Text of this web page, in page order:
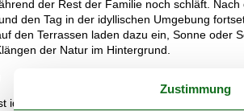
der Rest der Familie noch schläft.
den Tag in der idyllischen Umgebung
den Terrassen laden dazu ein, Sonne oder
der Natur im Hintergrund.
ideal für Entspannung und Aktivitäten.
Zustimmung